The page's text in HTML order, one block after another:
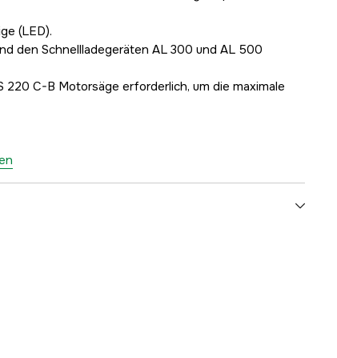
(LED).
den Schnellladegeräten AL 300 und AL 500
220 C-B Motorsäge erforderlich, um die maximale